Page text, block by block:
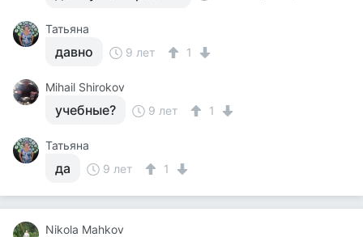
Татьяна
давно 9 лет 1
Mihail Shirokov
учебные? 9 лет 1
Татьяна
да 9 лет 1
Nikola Mahkov